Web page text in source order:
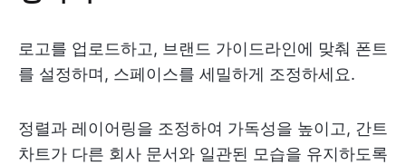
로고를 업로드하고, 브랜드 가이드라인에 맞춰 폰트
를 설정하며, 스페이스를 세밀하게 조정하세요.
정렬과 레이어링을 조정하여 가독성을 높이고, 간트
차트가 다른 회사 문서와 일관된 모습을 유지하도록